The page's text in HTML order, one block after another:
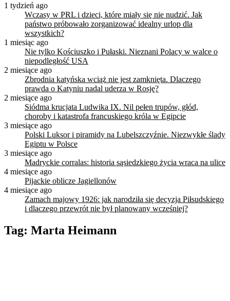
1 tydzień ago
Wczasy w PRL i dzieci, które miały się nie nudzić. Jak
państwo próbowało zorganizować idealny urlop dla
wszystkich?
1 miesiąc ago
Nie tylko Kościuszko i Pułaski. Nieznani Polacy w walce o
niepodległość USA
2 miesiące ago
Zbrodnia katyńska wciąż nie jest zamknięta. Dlaczego
prawda o Katyniu nadal uderza w Rosję?
2 miesiące ago
Siódma krucjata Ludwika IX. Nil pełen trupów, głód,
choroby i katastrofa francuskiego króla w Egipcie
3 miesiące ago
Polski Luksor i piramidy na Lubelszczyźnie. Niezwykłe ślady
Egiptu w Polsce
3 miesiące ago
Madryckie corralas: historia sąsiedzkiego życia wraca na ulice
4 miesiące ago
Pijackie oblicze Jagiellonów
4 miesiące ago
Zamach majowy 1926: jak narodziła się decyzja Piłsudskiego
i dlaczego przewrót nie był planowany wcześniej?
Tag: Marta Heimann